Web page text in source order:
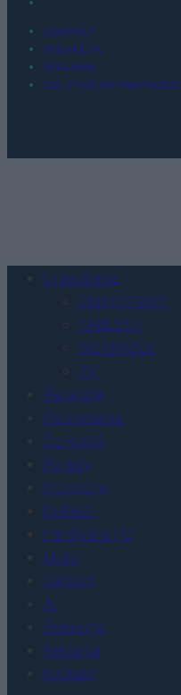
KONTAKT
REDAKCJA
REKLAMA
POLITYKA PRYWATNOŚCI
Urządzenia
SMARTFONY
TABLETY
WEARABLE
TV
Recenzje
Porównania
Co kupić
Porady
Promocje
FinTech
Hardware PC
Moto
Gaming
AI
Redakcja
Reklama
Kontakt